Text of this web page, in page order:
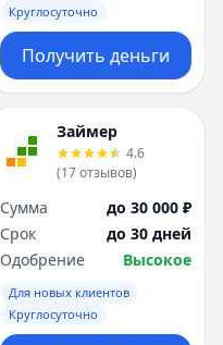
Круглосуточно
Получить деньги
Займер
4.6
(17отзывов)
Сумма
до 30 000 ₽
Срок
до 30 дней
Одобрение
Высокое
Для новых клиентов
Круглосуточно